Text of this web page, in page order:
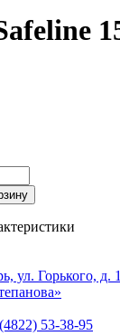
ул. Горького, д.
53-38-95